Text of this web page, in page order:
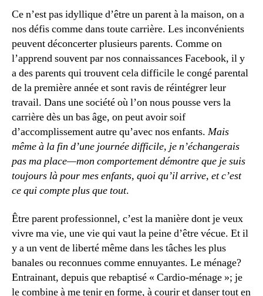
Ce n’est pas idyllique d’être un parent à la maison, on a
nos défis comme dans toute carrière. Les inconvénients
peuvent déconcerter plusieurs parents. Comme on
l’apprend souvent par nos connaissances Facebook, il y
a des parents qui trouvent cela difficile le congé parental
de la première année et sont ravis de réintégrer leur
travail. Dans une société où l’on nous pousse vers la
carrière dès un bas âge, on peut avoir soif
d’accomplissement autre qu’avec nos enfants. Mais
même à la fin d’une journée difficile, je n’échangerais
pas ma place—mon comportement démontre que je suis
toujours là pour mes enfants, quoi qu’il arrive, et c’est
ce qui compte plus que tout.
Être parent professionnel, c’est la manière dont je veux
vivre ma vie, une vie qui vaut la peine d’être vécue. Et il
y a un vent de liberté même dans les tâches les plus
banales ou reconnues comme ennuyantes. Le ménage?
Entrainant, depuis que rebaptisé « Cardio-ménage »; je
le combine à me tenir en forme, à courir et danser tout en